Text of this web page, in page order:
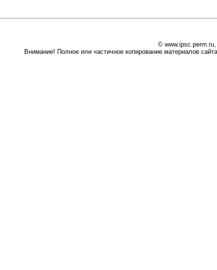
©
Внимание! Полное или частичное копирование материалов